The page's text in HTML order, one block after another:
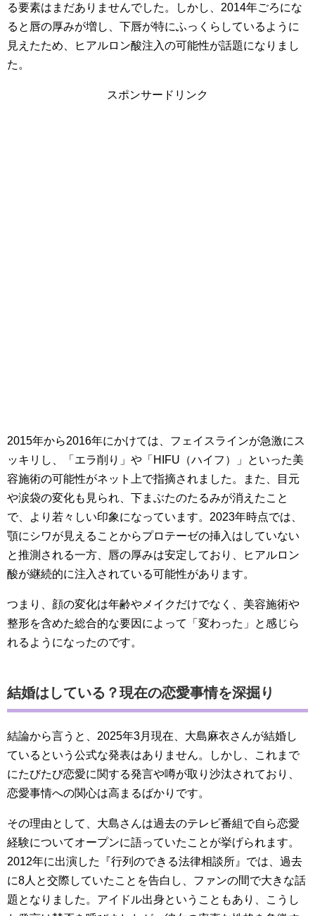
る要素はまだありませんでした。しかし、2014年ごろにな
ると唇の厚みが増し、下唇が特にふっくらしているように
見えたため、ヒアルロン酸注入の可能性が話題になりまし
た。
スポンサードリンク
2015年から2016年にかけては、フェイスラインが急激にス
ッキリし、「エラ削り」や「HIFU（ハイフ）」といった美
容施術の可能性がネット上で指摘されました。また、目元
や涙袋の変化も見られ、下まぶたのたるみが消えたこと
で、より若々しい印象になっています。2023年時点では、
顎にシワが見えることからプロテーゼの挿入はしていない
と推測される一方、唇の厚みは安定しており、ヒアルロン
酸が継続的に注入されている可能性があります。
つまり、顔の変化は年齢やメイクだけでなく、美容施術や
整形を含めた総合的な要因によって「変わった」と感じら
れるようになったのです。
結婚はしている？現在の恋愛事情を深掘り
結論から言うと、2025年3月現在、大島麻衣さんが結婚し
ているという公式な発表はありません。しかし、これまで
にたびたび恋愛に関する発言や噂が取り沙汰されており、
恋愛事情への関心は高まるばかりです。
その理由として、大島さんは過去のテレビ番組で自ら恋愛
経験についてオープンに語っていたことが挙げられます。
2012年に出演した『行列のできる法律相談所』では、過去
に8人と交際していたことを告白し、ファンの間で大きな話
題となりました。アイドル出身ということもあり、こうし